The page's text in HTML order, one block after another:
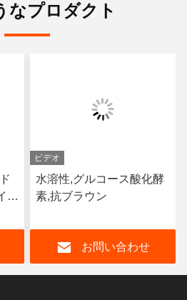
なプロダクト
ン
ビデオ
水溶性,グルコース酸化酵
素,抗ブラウン
お問い合わせ